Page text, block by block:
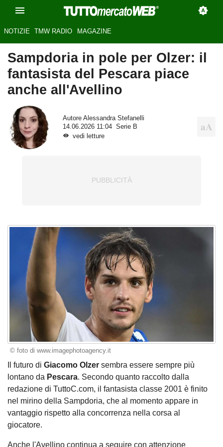
NOTIZIE TMW RADIO MAGAZINE
Sampdoria in pole per Olzer: il
fantasista del Pescara piace
anche all'Avellino
Autore Alessandra Stefanelli
14.06.2026 11:04
Serie B
vedi letture
© foto di www.imagephotoagency.it
Il futuro di Giacomo Olzer sembra essere sempre più
lontano da Pescara. Secondo quanto raccolto dalla
redazione di TuttoC.com, il fantasista classe 2001 è finito
nel mirino della Sampdoria, che al momento appare in
vantaggio rispetto alla concorrenza nella corsa al
giocatore.
Anche l'Avellino continua a seguire con attenzione